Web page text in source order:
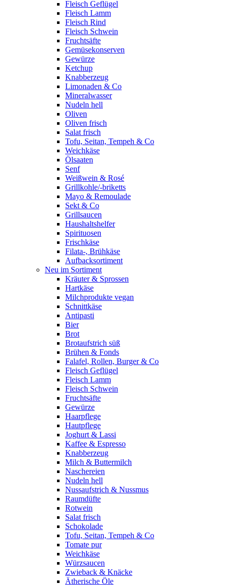
Fleisch Geflügel
Fleisch Lamm
Fleisch Rind
Fleisch Schwein
Fruchtsäfte
Gemüsekonserven
Gewürze
Ketchup
Knabberzeug
Limonaden & Co
Mineralwasser
Nudeln hell
Oliven
Oliven frisch
Salat frisch
Tofu, Seitan, Tempeh & Co
Weichkäse
Ölsaaten
Senf
Weißwein & Rosé
Grillkohle/-briketts
Mayo & Remoulade
Sekt & Co
Grillsaucen
Haushaltshelfer
Spirituosen
Frischkäse
Filata-, Brühkäse
Aufbacksortiment
Neu im Sortiment
Kräuter & Sprossen
Hartkäse
Milchprodukte vegan
Schnittkäse
Antipasti
Bier
Brot
Brotaufstrich süß
Brühen & Fonds
Falafel, Rollen, Burger & Co
Fleisch Geflügel
Fleisch Lamm
Fleisch Schwein
Fruchtsäfte
Gewürze
Haarpflege
Hautpflege
Joghurt & Lassi
Kaffee & Espresso
Knabberzeug
Milch & Buttermilch
Naschereien
Nudeln hell
Nussaufstrich & Nussmus
Raumdüfte
Rotwein
Salat frisch
Schokolade
Tofu, Seitan, Tempeh & Co
Tomate pur
Weichkäse
Würzsaucen
Zwieback & Knäcke
Ätherische Öle